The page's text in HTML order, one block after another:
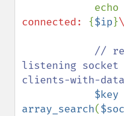
            echo
connected: {$ip}
//
listening socket
clients-with-
$key
array_search(